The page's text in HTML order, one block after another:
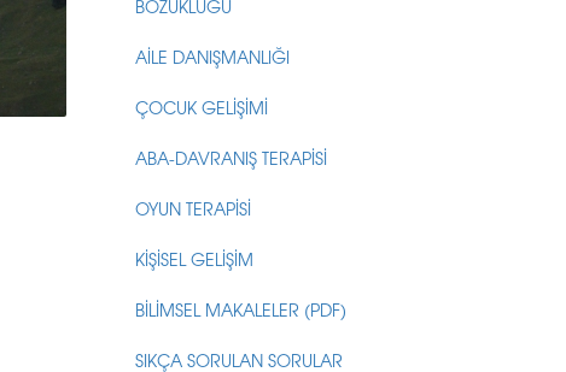
BOZUKLUĞU
AİLE DANIŞMANLIĞI
ÇOCUK GELİŞİMİ
ABA-DAVRANIŞ TERAPİSİ
OYUN TERAPİSİ
KİŞİSEL GELİŞİM
BİLİMSEL MAKALELER (PDF)
SIKÇA SORULAN SORULAR